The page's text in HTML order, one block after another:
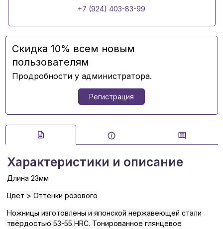
+7 (924) 403-83-99
Скидка 10% всем новым
пользователям
Продробности у администратора.
Регистрация
Характеристики и описание
Длина 23мм
Цвет > Оттенки розового
Ножницы изготовлены и японской нержавеющей стали
твёрдостью 53-55 HRC. Тонированное глянцевое